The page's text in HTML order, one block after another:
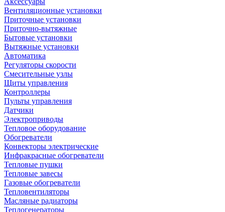
Вентиляционные установки
Приточные установки
Приточно-вытяжные
Бытовые установки
Вытяжные установки
Автоматика
Регуляторы скорости
Смесительные узлы
Щиты управления
Контроллеры
Пульты управления
Датчики
Электроприводы
Тепловое оборудование
Обогреватели
Конвекторы электрические
Инфракрасные обогреватели
Тепловые пушки
Тепловые завесы
Газовые обогреватели
Тепловентиляторы
Масляные радиаторы
Теплогенераторы